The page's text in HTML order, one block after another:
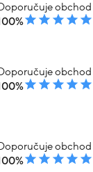
obchod
obchod
obchod